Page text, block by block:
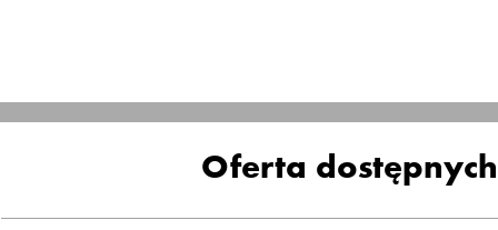
Oferta